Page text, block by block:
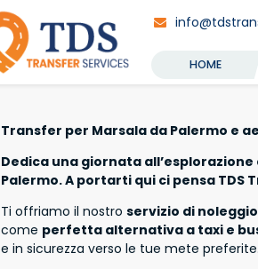
HOME
Transfer per Marsala da Palermo e
Dedica una giornata
Palermo. A portarti qui ci pensa TDS
Ti offriamo il nostro servizio di
come perfetta alternativa a taxi e
e in sicurezza verso le tue mete preferite.